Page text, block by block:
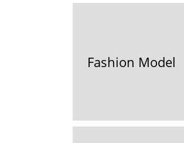
Fashion Model